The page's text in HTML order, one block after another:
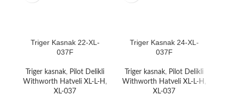
Triger Kasnak 22-XL-
037F
Triger kasnak, Pilot Delikli
Withworth Hatveli XL-L-H ,
XL-037
Triger Kasnak 24-XL-
037F
Triger kasnak, Pilot Delikli
Withworth Hatveli XL-L-H ,
XL-037